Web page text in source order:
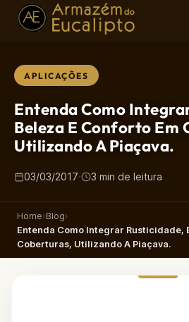
APLICAÇÕES
Entenda Como
Beleza E Conforto Em
Utilizando A Piaçava.
03/03/2017· 3 min de leitura
Home›Blog›
Entenda Como Integrar Rusticidade,
Coberturas, Utilizando A Piaçava.